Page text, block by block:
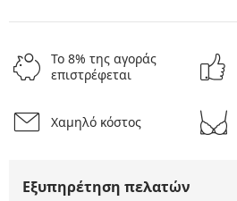
Το 8% της αγοράς
επιστρέφεται
Χαμηλό κόστος
Εξυπηρέτηση πελατών